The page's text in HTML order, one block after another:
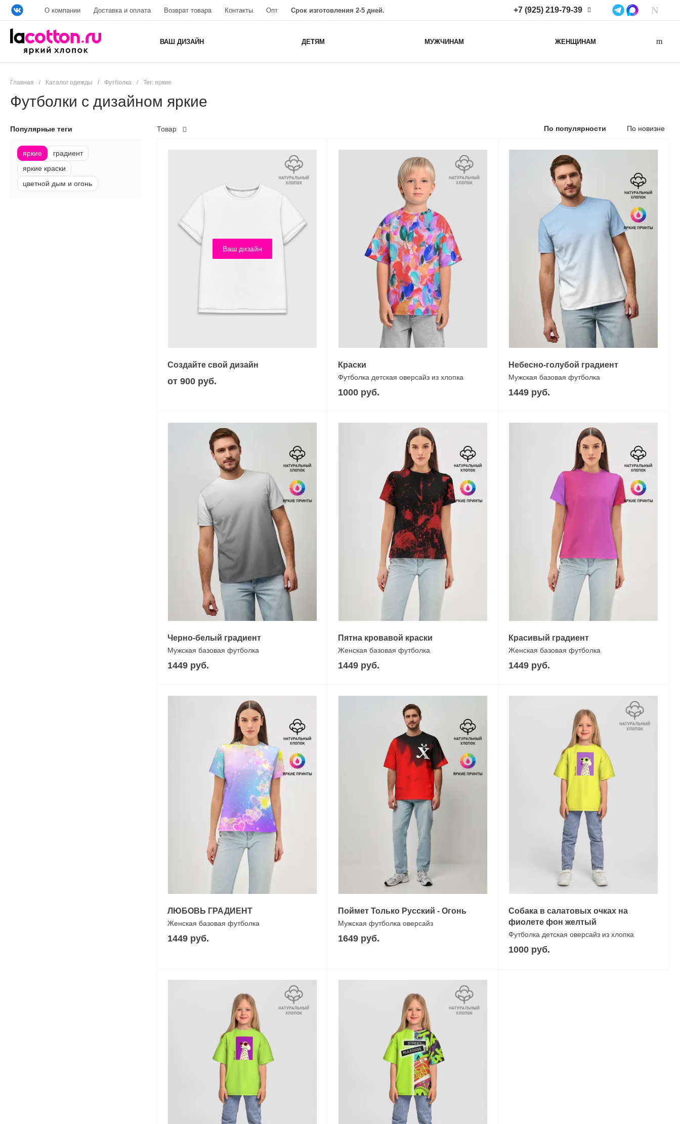
О компании Доставка и оплата Возврат товара Контакты Опт Срок изготовления 2-5 дней. +7 (925) 219-79-39
Нижегородская область,
ВАШ ДИЗАЙН ДЕТЯМ МУЖЧИНАМ ЖЕНЩИНАМ
Главная / Каталог одежды / Футболка / Тег: яркие
Футболки с дизайном яркие
Популярные теги
яркие
градиент
яркие краски
цветной дым и огонь
Товар По популярности По новизне
Ваш дизайн
Создайте свой дизайн
от 900 руб.
Краски
Футболка детская оверсайз из хлопка
1000 руб.
Небесно-голубой градиент
Мужская базовая футболка
1449 руб.
Черно-белый градиент
Мужская базовая футболка
1449 руб.
Пятна кровавой краски
Женская базовая футболка
1449 руб.
Красивый градиент
Женская базовая футболка
1449 руб.
ЛЮБОВЬ ГРАДИЕНТ
Женская базовая футболка
1449 руб.
Поймет Только Русский - Огонь
Мужская футболка оверсайз
1649 руб.
Собака в салатовых очках на
фиолете фон желтый
Футболка детская оверсайз из хлопка
1000 руб.